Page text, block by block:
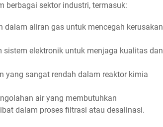
berbagai sektor industri, termasuk:
dalam aliran gas untuk mencegah kerusakan
sistem elektronik untuk menjaga kualitas dan
yang sangat rendah dalam reaktor kimia
air yang membutuhkan
dalam proses filtrasi atau desalinasi.